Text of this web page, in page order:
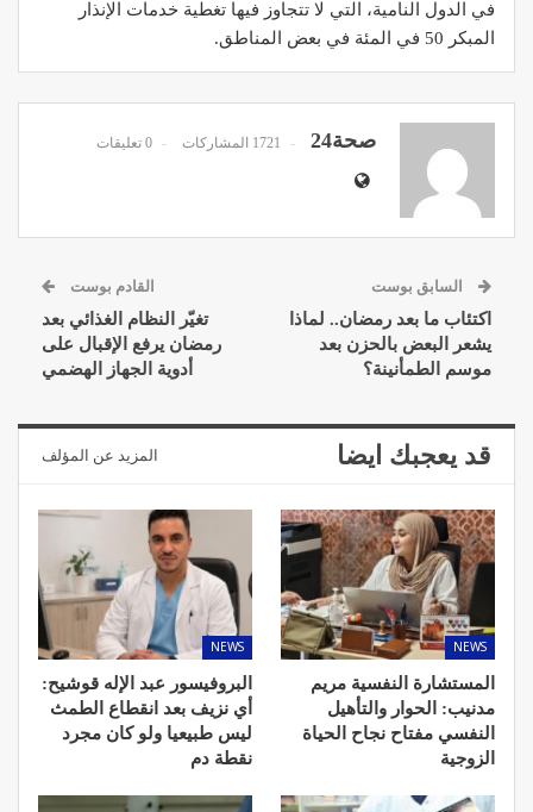
في الدول النامية، التي لا تتجاوز فيها تغطية خدمات الإنذار
المبكر 50 في المئة في بعض المناطق.
صحة24 1721 المشاركات 0 تعليقات
السابق بوست
اكتئاب ما بعد رمضان.. لماذا
يشعر البعض بالحزن بعد
موسم الطمأنينة؟
القادم بوست
تغيّر النظام الغذائي بعد
رمضان يرفع الإقبال على
أدوية الجهاز الهضمي
قد يعجبك ايضا المزيد عن المؤلف
NEWS
المستشارة النفسية مريم
مدنيب: الحوار والتأهيل
النفسي مفتاح نجاح الحياة
الزوجية
NEWS
البروفيسور عبد الإله قوشيح:
أي نزيف بعد انقطاع الطمث
ليس طبيعيا ولو كان مجرد
نقطة دم